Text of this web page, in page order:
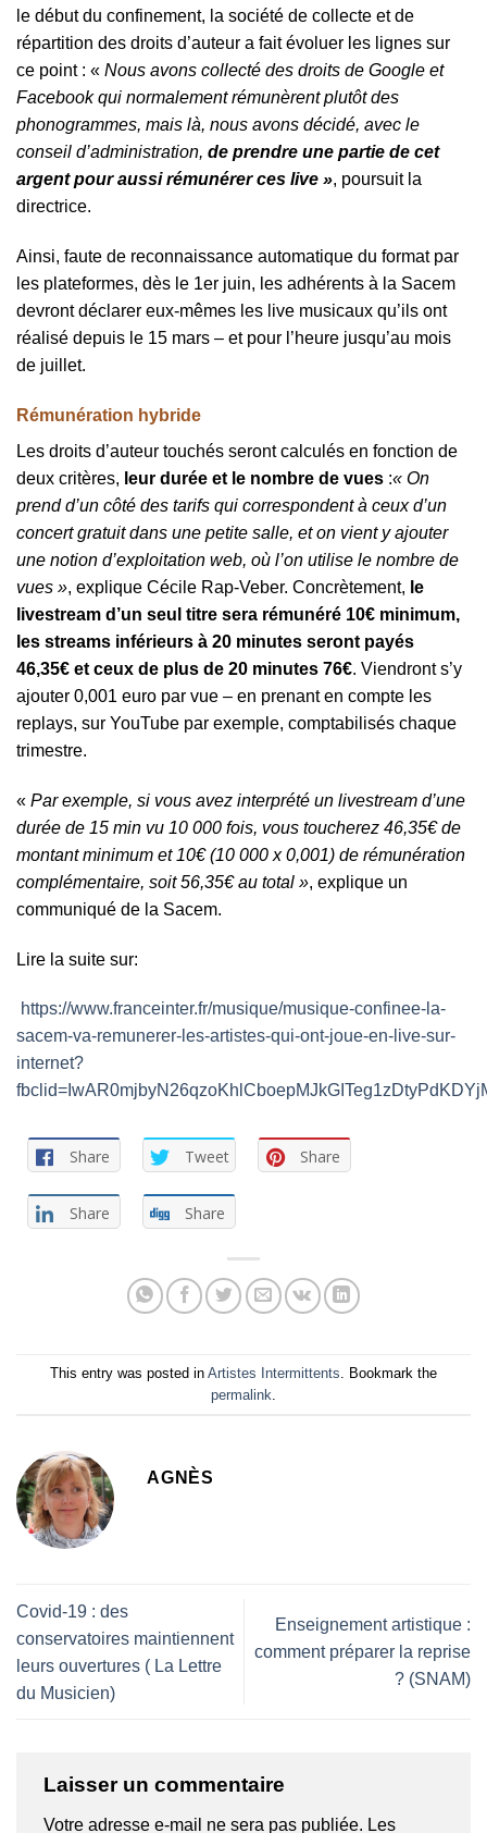
le début du confinement, la société de collecte et de
répartition des droits d’auteur a fait évoluer les lignes sur
ce point : « Nous avons collecté des droits de Google et
Facebook qui normalement rémunèrent plutôt des
phonogrammes, mais là, nous avons décidé, avec le
conseil d’administration, de prendre une partie de cet
argent pour aussi rémunérer ces live », poursuit la
directrice.
Ainsi, faute de reconnaissance automatique du format par
les plateformes, dès le 1er juin, les adhérents à la Sacem
devront déclarer eux-mêmes les live musicaux qu’ils ont
réalisé depuis le 15 mars – et pour l’heure jusqu’au mois
de juillet.
Rémunération hybride
Les droits d’auteur touchés seront calculés en fonction de
deux critères, leur durée et le nombre de vues :« On
prend d’un côté des tarifs qui correspondent à ceux d’un
concert gratuit dans une petite salle, et on vient y ajouter
une notion d’exploitation web, où l’on utilise le nombre de
vues », explique Cécile Rap-Veber. Concrètement, le
livestream d’un seul titre sera rémunéré 10€ minimum,
les streams inférieurs à 20 minutes seront payés
46,35€ et ceux de plus de 20 minutes 76€. Viendront s’y
ajouter 0,001 euro par vue – en prenant en compte les
replays, sur YouTube par exemple, comptabilisés chaque
trimestre.
« Par exemple, si vous avez interprété un livestream d’une
durée de 15 min vu 10 000 fois, vous toucherez 46,35€ de
montant minimum et 10€ (10 000 x 0,001) de rémunération
complémentaire, soit 56,35€ au total », explique un
communiqué de la Sacem.
Lire la suite sur:
https://www.franceinter.fr/musique/musique-confinee-la-
sacem-va-remunerer-les-artistes-qui-ont-joue-en-live-sur-
internet?
Share Tweet Share
Share Share
This entry was posted in Artistes Intermittents . Bookmark the
permalink
AGNÈS
Covid-19 : des
conservatoires maintiennent
leurs ouvertures ( La Lettre
du Musicien)
Enseignement artistique :
comment préparer la reprise
? (SNAM)
Laisser un commentaire
Votre adresse e-mail ne sera pas publiée. Les